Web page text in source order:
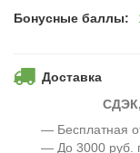
Бонусные баллы:
Доставка
— Бесплатная
— До 3000 руб.